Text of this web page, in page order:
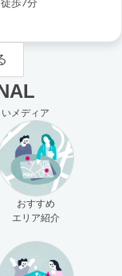
歩7分
メディア
おすすめ
エリア紹介